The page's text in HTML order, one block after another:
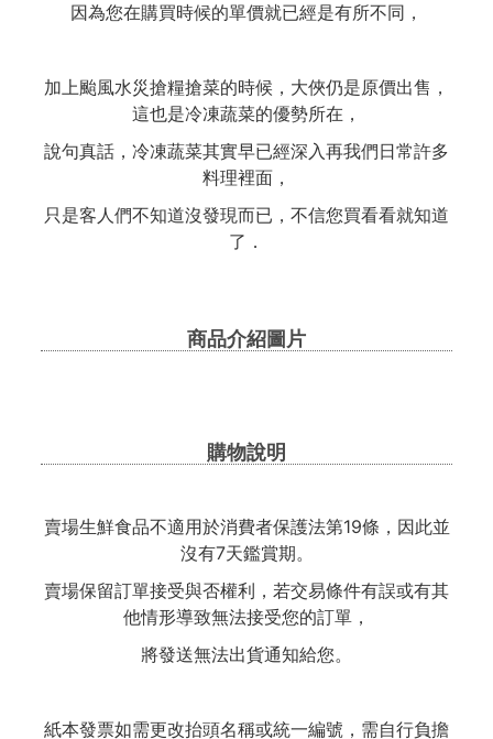
因為您在購買時候的單價就已經是有所不同，
加上颱風水災搶糧搶菜的時候，大俠仍是原價出售，
這也是冷凍蔬菜的優勢所在，
說句真話，冷凍蔬菜其實早已經深入再我們日常許多
料理裡面，
只是客人們不知道沒發現而已，不信您買看看就知道
了．
商品介紹圖片
購物說明
賣場生鮮食品不適用於消費者保護法第19條，因此並
沒有7天鑑賞期。
賣場保留訂單接受與否權利，若交易條件有誤或有其
他情形導致無法接受您的訂單，
將發送無法出貨通知給您。
紙本發票如需更改抬頭名稱或統一編號，需自行負擔